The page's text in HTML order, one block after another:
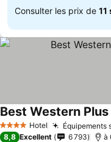
Consulter les prix de 11
4 Étoiles Hotel Équipements
Best Western
8,8 Excellent 6 793 à